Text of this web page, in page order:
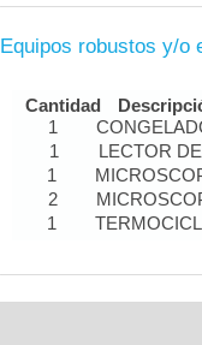
Equipos robustos y/o
Cantidad
1
1
LECTOR
1
2
1